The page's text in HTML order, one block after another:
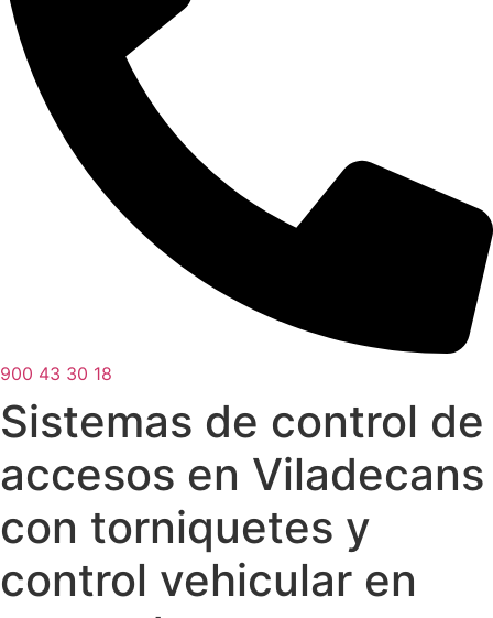
900 43 30 18
Sistemas de control de
accesos en Viladecans
con torniquetes y
control vehicular en